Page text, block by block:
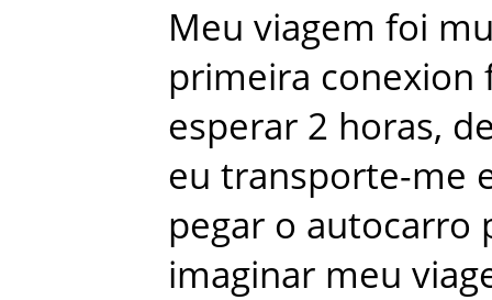
Meu viagem foi
primeira conexion
esperar 2 horas,
eu transporte-me
pegar o autocarro
imaginar meu